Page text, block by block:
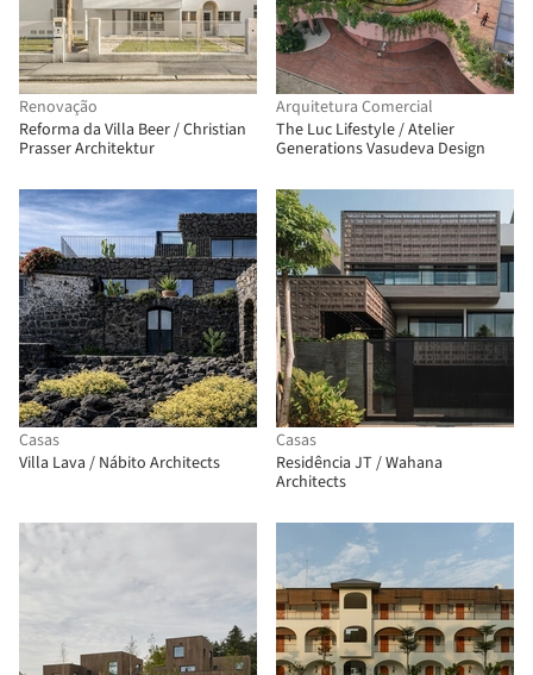
Renovação
Reforma da Villa Beer / Christian
Prasser Architektur
Arquitetura Comercial
The Luc Lifestyle / Atelier
Generations Vasudeva Design
Casas
Villa Lava / Nábito Architects
Casas
Residência JT / Wahana
Architects